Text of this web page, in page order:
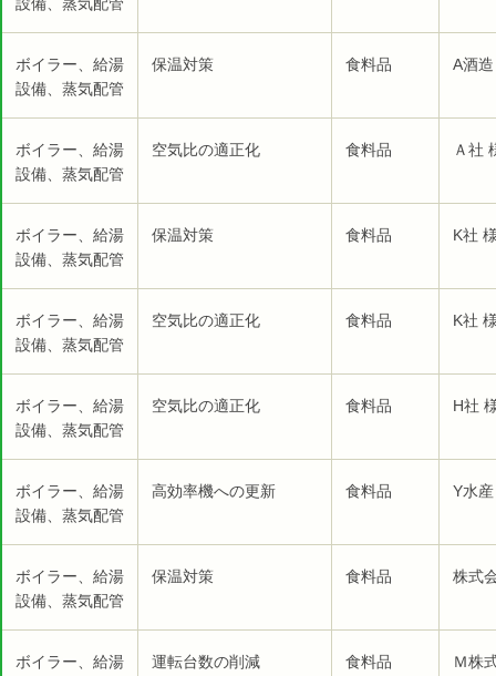
ボイラー、給湯
設備、蒸気配管
保温対策 食料品 A酒
ボイラー、給湯
設備、蒸気配管
空気比の適正化 食料品 Ａ社
ボイラー、給湯
設備、蒸気配管
保温対策 食料品 K社
ボイラー、給湯
設備、蒸気配管
空気比の適正化 食料品 K社
ボイラー、給湯
設備、蒸気配管
空気比の適正化 食料品 H社
ボイラー、給湯
設備、蒸気配管
高効率機への更新 食料品 Y水
ボイラー、給湯
設備、蒸気配管
保温対策 食料品 株式
ボイラー、給湯
運転台数の削減 食料品 Ｍ株